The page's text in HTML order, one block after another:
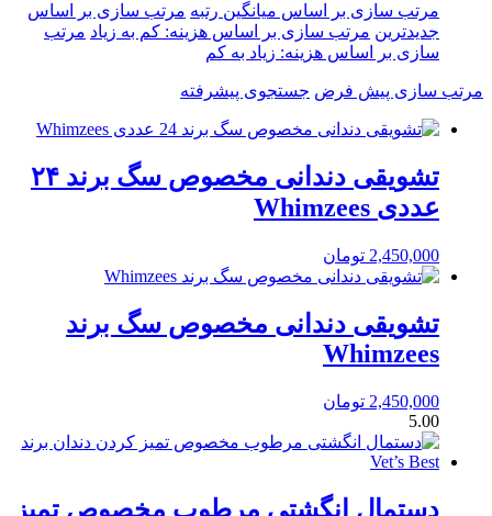
مرتب سازی بر اساس میانگین رتبه مرتب سازی بر اساس
جدیدترین مرتب سازی بر اساس هزینه: کم به زیاد مرتب
سازی بر اساس هزینه: زیاد به کم
مرتب سازی پیش فرض جستجوی پیشرفته
تشویقی دندانی مخصوص سگ برند ۲۴
عددی Whimzees
2,450,000 تومان
تشویقی دندانی مخصوص سگ برند
Whimzees
2,450,000 تومان
5.00
دستمال انگشتی مرطوب مخصوص تمیز